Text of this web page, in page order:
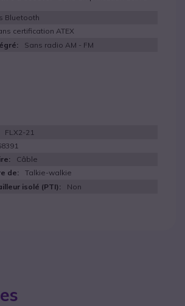
Bluetooth
certification ATEX
Sans radio AM - FM
FLX2-21
Câble
Talkie-walkie
Non